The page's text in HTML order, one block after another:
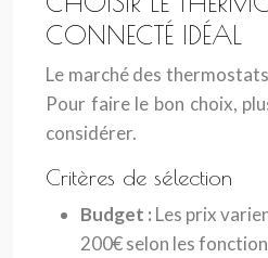
CONNECTÉ IDÉAL
Le marché des
Pour faire le bon choix,
considérer.
Critères de sélection
Budget : Les prix
200€ selon les